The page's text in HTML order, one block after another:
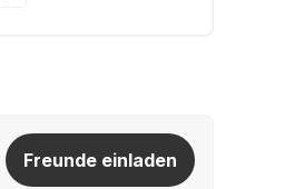
Freunde einladen